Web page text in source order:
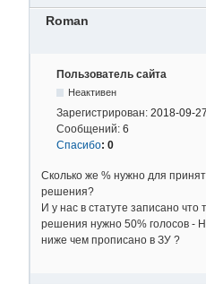
Roman
Пользователь сайта
Неактивен
Зарегистрирован: 2018-09-27
Сообщений: 6
Спасибо: 0
Сколько же % нужно для
решения?
И у нас в статуте записано что
решения нужно 50% голосов -
ниже чем прописано в ЗУ ?